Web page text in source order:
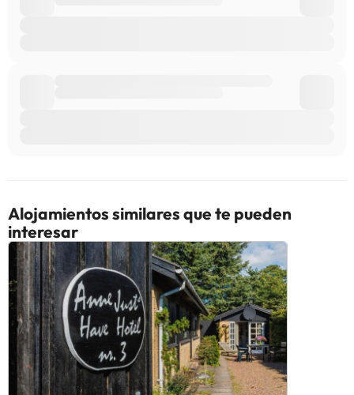
Alojamientos similares que te pueden
interesar